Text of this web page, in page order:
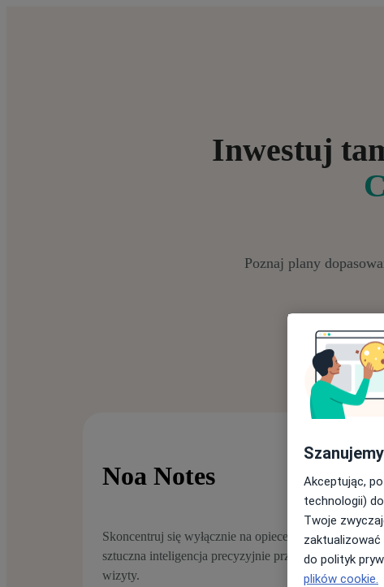
Inwestuj
Poznaj plany
Dla
Noa Notes
Skoncentruj się wyłącznie na opiece nad pacjentem,
sztuczna inteligencja precyzyjnie przygotuje
wizyty.
Akceptując,
technologii)
Twoje
zaktualizować
do polityk
plików cookie.